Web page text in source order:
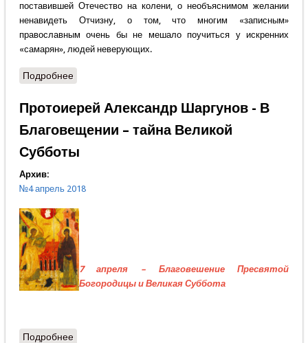
поставившей Отечество на колени, о необъяснимом желании
ненавидеть Отчизну, о том, что многим «записным»
православным очень бы не мешало поучиться у искренних
«самарян», людей неверующих.
Подробнеео Епископ Митрофан (Баданин) - В чём сила,
Протоиерей Александр Шаргунов - В
Благовещении – тайна Великой
Субботы
Архив:
№4 апрель 2018
7 апреля – Благовешение Пресвятой
Богородицы и Великая Суббота
Подробнеео Протоиерей Александр Шаргунов - В